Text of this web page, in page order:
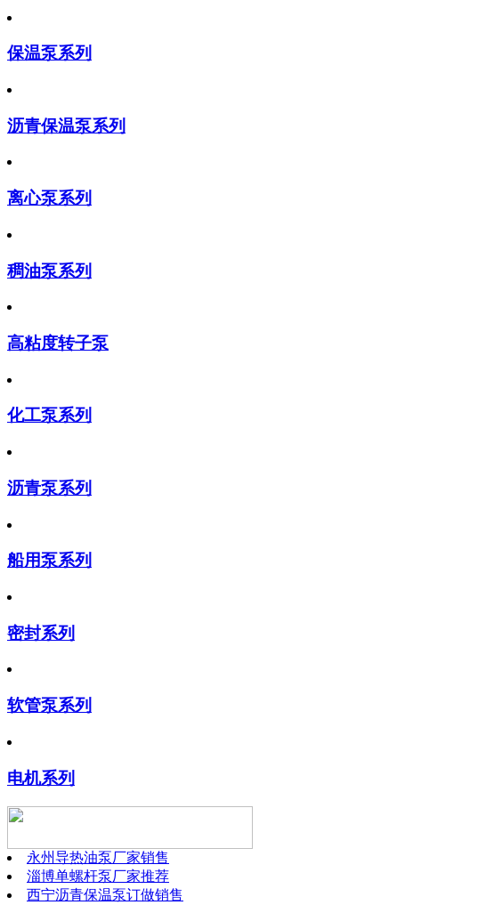
保温泵系列
沥青保温泵系列
离心泵系列
稠油泵系列
高粘度转子泵
化工泵系列
沥青泵系列
船用泵系列
密封系列
软管泵系列
电机系列
永州导热油泵厂家销售
淄博单螺杆泵厂家推荐
西宁沥青保温泵订做销售